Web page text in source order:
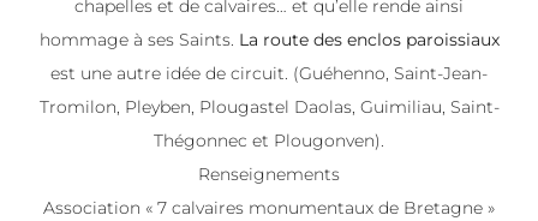
chapelles et de calvaires… et qu’elle rende ainsi
hommage à ses Saints. La route des enclos paroissiaux
est une autre idée de circuit. (Guéhenno, Saint-Jean-
Tromilon, Pleyben, Plougastel Daolas, Guimiliau, Saint-
Thégonnec et Plougonven).
Renseignements
Association « 7 calvaires monumentaux de Bretagne »